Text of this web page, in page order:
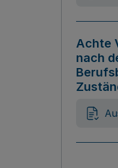
Achte
nach